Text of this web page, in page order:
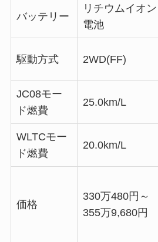
バッテリー
リチウムイオン
電池
駆動方式 2WD(FF)
JC08モー
ド燃費
25.0km/L
WLTCモー
ド燃費
20.0km/L
価格
330万480円～
355万9,680円